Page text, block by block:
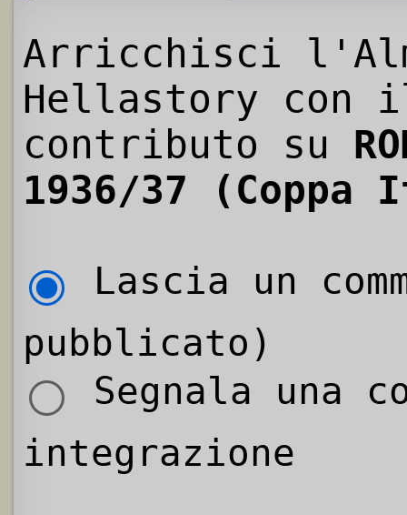
Arricchisci
Hellastory con
contributo su
1936/37
Lascia un
pubblicato)
Segnala una
integrazione